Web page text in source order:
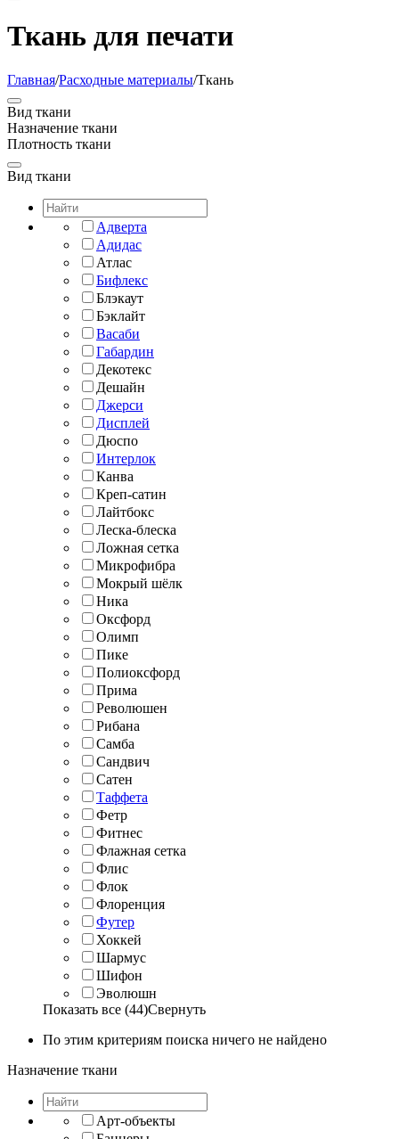
Ткань для печати
Главная/Расходные материалы/Ткань
Вид ткани
Назначение ткани
Плотность ткани
Вид ткани
Адверта
Адидас
Атлас
Бифлекс
Блэкаут
Бэклайт
Васаби
Габардин
Декотекс
Дешайн
Джерси
Дисплей
Дюспо
Интерлок
Канва
Креп-сатин
Лайтбокс
Леска-блеска
Ложная сетка
Микрофибра
Мокрый шёлк
Ника
Оксфорд
Олимп
Пике
Полиоксфорд
Прима
Революшен
Рибана
Самба
Сандвич
Сатен
Таффета
Фетр
Фитнес
Флажная сетка
Флис
Флок
Флоренция
Футер
Хоккей
Шармус
Шифон
Эволюшн
Показать все (44)Свернуть
По этим критериям поиска ничего не найдено
Назначение ткани
Арт-объекты